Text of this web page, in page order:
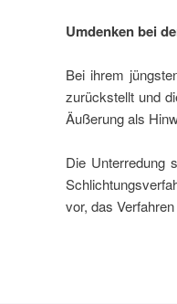
Umdenken bei
Bei ihrem
zurückstellt und
Äußerung als
Die Unterredung
vor, das